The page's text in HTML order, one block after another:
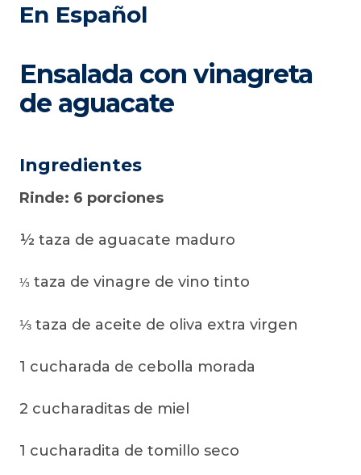
En Español
Ensalada con vinagreta
de aguacate
Ingredientes
Rinde: 6 porciones
½ taza de aguacate maduro
⅓ taza de vinagre de vino tinto
⅓ taza de aceite de oliva extra virgen
1 cucharada de cebolla morada
2 cucharaditas de miel
1 cucharadita de tomillo seco